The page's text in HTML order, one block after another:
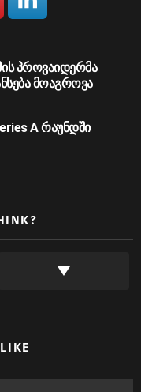
პროვაიდერმა
მოაგროვა
A რაუნდში